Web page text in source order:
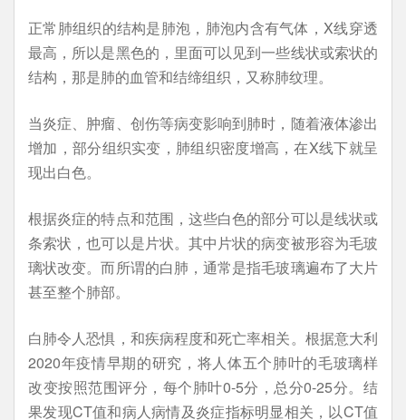
正常肺组织的结构是肺泡，肺泡内含有气体，X线穿透
最高，所以是黑色的，里面可以见到一些线状或索状的
结构，那是肺的血管和结缔组织，又称肺纹理。
当炎症、肿瘤、创伤等病变影响到肺时，随着液体渗出
增加，部分组织实变，肺组织密度增高，在X线下就呈
现出白色。
根据炎症的特点和范围，这些白色的部分可以是线状或
条索状，也可以是片状。其中片状的病变被形容为毛玻
璃状改变。而所谓的白肺，通常是指毛玻璃遍布了大片
甚至整个肺部。
白肺令人恐惧，和疾病程度和死亡率相关。根据意大利
2020年疫情早期的研究，将人体五个肺叶的毛玻璃样
改变按照范围评分，每个肺叶0-5分，总分0-25分。结
果发现CT值和病人病情及炎症指标明显相关，以CT值